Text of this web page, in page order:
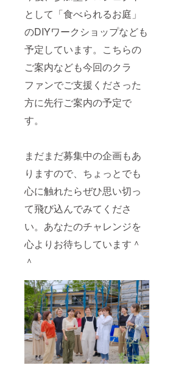
として「食べられるお庭」
のDIYワークショップなども
予定しています。こちらの
ご案内なども今回のクラ
ファンでご支援くださった
方に先行ご案内の予定で
す。
まだまだ募集中の企画もあ
りますので、ちょっとでも
心に触れたらぜひ思い切っ
て飛び込んでみてくださ
い。あなたのチャレンジを
心よりお待ちしています＾
＾